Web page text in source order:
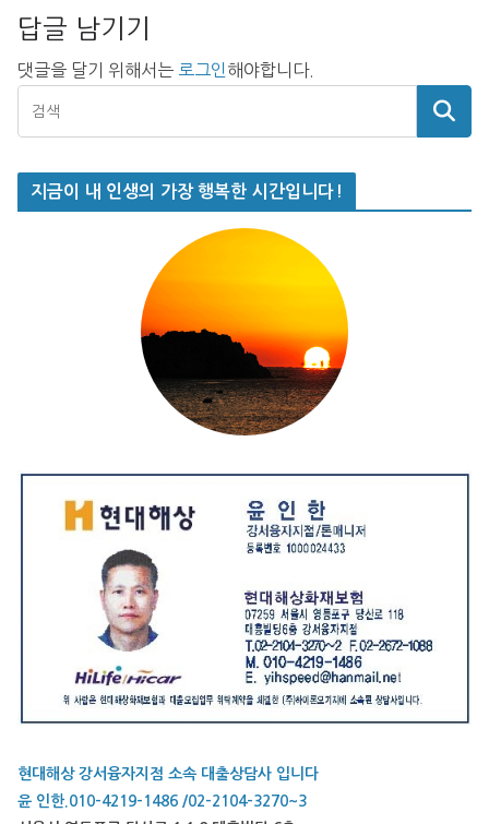
답글 남기기
댓글을 달기 위해서는 로그인 해야합니다.
지금이 내 인생의 가장 행복한 시간입니다!
현대해상 강서융자지점 소속 대출상담사 입니다
윤 인한.010-4219-1486 /02-2104-3270~3